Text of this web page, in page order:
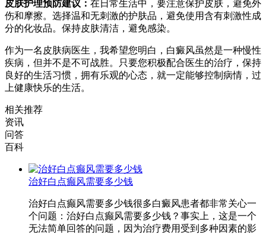
皮肤护理预防建议： 在日常生活中，要注意保护皮肤，避免外
伤和摩擦。选择温和无刺激的护肤品，避免使用含有刺激性成
分的化妆品。保持皮肤清洁，避免感染。
作为一名皮肤病医生，我希望您明白，白癜风虽然是一种慢性
疾病，但并不是不可战胜。只要您积极配合医生的治疗，保持
良好的生活习惯，拥有乐观的心态，就一定能够控制病情，过
上健康快乐的生活。
相关推荐
资讯
问答
百科
治好白点癫风需要多少钱
治好白点癫风需要多少钱很多白癜风患者都非常关心一
个问题：治好白点癫风需要多少钱？事实上，这是一个
无法简单回答的问题，因为治疗费用受到多种因素的影